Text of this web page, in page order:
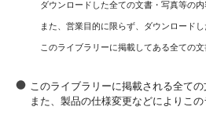
ダウンロードした全ての文書・写真等の
また、営業目的に限らず、ダウンロード
このライブラリーに掲載してある全ての
このライブラリーに掲載される全て
また、製品の仕様変更などによりこ